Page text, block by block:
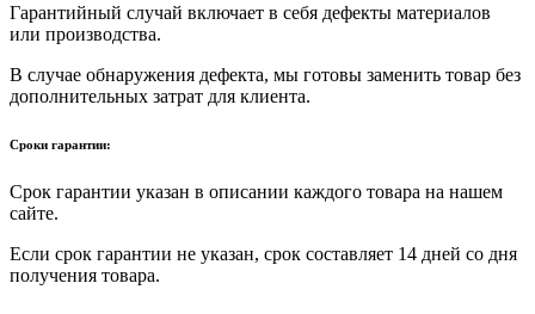
Гарантийный случай включает в себя дефекты материалов
или производства.
В случае обнаружения дефекта, мы готовы заменить товар без
дополнительных затрат для клиента.
Сроки гарантии:
Срок гарантии указан в описании каждого товара на нашем
сайте.
Если срок гарантии не указан, срок составляет 14 дней со дня
получения товара.